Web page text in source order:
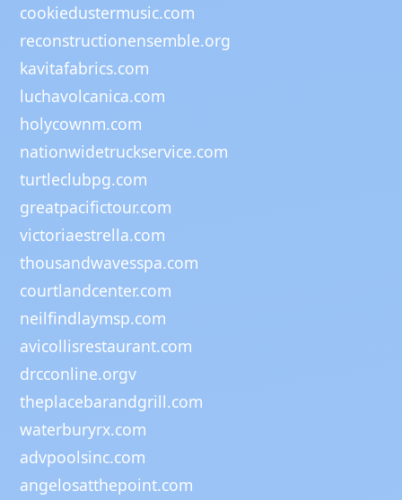
cookiedustermusic.com
reconstructionensemble.org
kavitafabrics.com
luchavolcanica.com
holycownm.com
nationwidetruckservice.com
turtleclubpg.com
greatpacifictour.com
victoriaestrella.com
thousandwavesspa.com
courtlandcenter.com
neilfindlaymsp.com
avicollisrestaurant.com
drcconline.orgv
theplacebarandgrill.com
waterburyrx.com
advpoolsinc.com
angelosatthepoint.com